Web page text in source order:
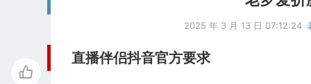
2025 年 3 月 13 日 07:12:24
直播伴侣抖音官方要求